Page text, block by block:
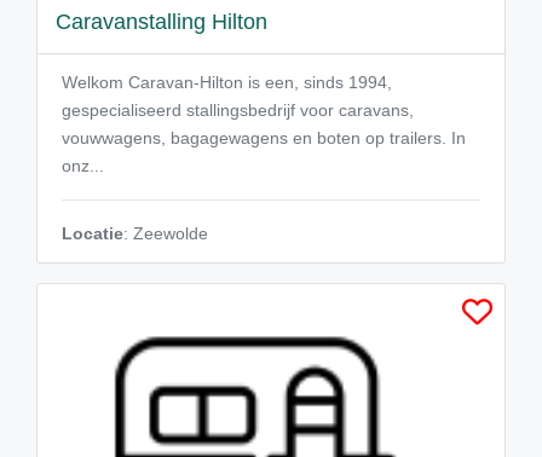
Caravanstalling Hilton
Welkom Caravan-Hilton is een, sinds 1994,
gespecialiseerd stallingsbedrijf voor caravans,
vouwwagens, bagagewagens en boten op trailers. In
onz...
Locatie: Zeewolde